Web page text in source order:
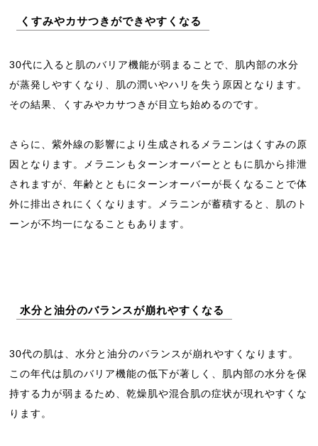
くすみやカサつきができやすくなる
30代に入ると肌のバリア機能が弱まることで、肌内部の水分
が蒸発しやすくなり、肌の潤いやハリを失う原因となります。
その結果、くすみやカサつきが目立ち始めるのです。
さらに、紫外線の影響により生成されるメラニンはくすみの原
因となります。メラニンもターンオーバーとともに肌から排泄
されますが、年齢とともにターンオーバーが長くなることで体
外に排出されにくくなります。メラニンが蓄積すると、肌のト
ーンが不均一になることもあります。
水分と油分のバランスが崩れやすくなる
30代の肌は、水分と油分のバランスが崩れやすくなります。
この年代は肌のバリア機能の低下が著しく、肌内部の水分を保
持する力が弱まるため、乾燥肌や混合肌の症状が現れやすくな
ります。